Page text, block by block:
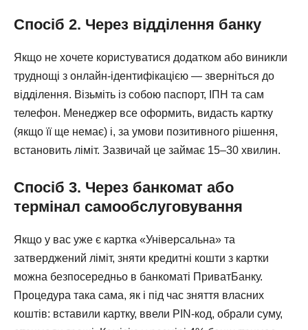
Спосіб 2. Через відділення банку
Якщо не хочете користуватися додатком або виникли
труднощі з онлайн-ідентифікацією — зверніться до
відділення. Візьміть із собою паспорт, ІПН та сам
телефон. Менеджер все оформить, видасть картку
(якщо її ще немає) і, за умови позитивного рішення,
встановить ліміт. Зазвичай це займає 15–30 хвилин.
Спосіб 3. Через банкомат або
термінал самообслуговування
Якщо у вас уже є картка «Універсальна» та
затверджений ліміт, зняти кредитні кошти з картки
можна безпосередньо в банкоматі ПриватБанку.
Процедура така сама, як і під час зняття власних
коштів: вставили картку, ввели PIN-код, обрали суму,